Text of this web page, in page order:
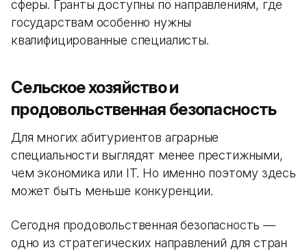
сферы. Гранты доступны по направлениям, где
государствам особенно нужны
квалифицированные специалисты.
Сельское хозяйство и
продовольственная безопасность
Для многих абитуриентов аграрные
специальности выглядят менее престижными,
чем экономика или IT. Но именно поэтому здесь
может быть меньше конкуренции.
Сегодня продовольственная безопасность —
одно из стратегических направлений для стран